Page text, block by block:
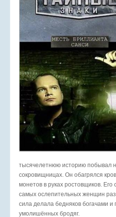
тысячелетнюю историю побывал
сокровищницах. Он обагрялся
монетов в руках ростовщиков.
самых ослепительных женщин
сила делала бедняков богачами
умолишённых бродяг.